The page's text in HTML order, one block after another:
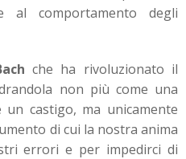
al comportamento degli
che ha rivoluzionato il
non più come una
castigo, ma unicamente
di cui la nostra anima
errori e per impedirci di